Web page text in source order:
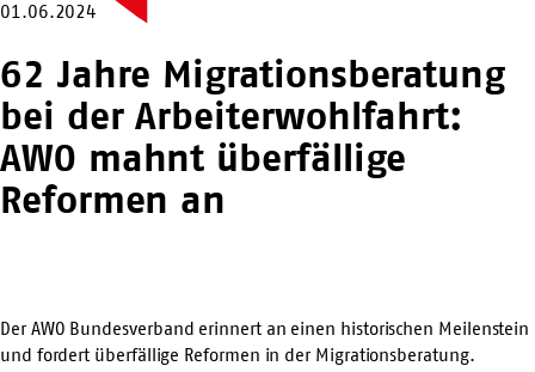
01.06.2024
62 Jahre Migrationsberatung
bei der Arbeiterwohlfahrt:
AWO mahnt überfällige
Reformen an
Der AWO Bundesverband erinnert an einen historischen Meilenstein
und fordert überfällige Reformen in der Migrationsberatung.